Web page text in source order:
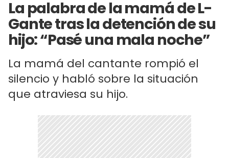
La palabra de la mamá de L-
Gante tras la detención de su
hijo: “Pasé una mala noche”
La mamá del cantante rompió el
silencio y habló sobre la situación
que atraviesa su hijo.